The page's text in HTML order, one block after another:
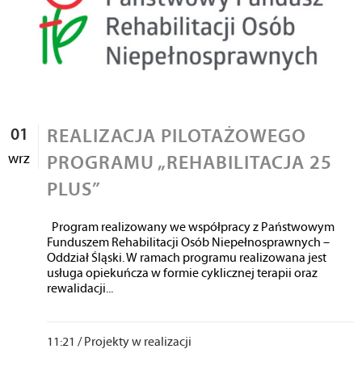
01
wrz
REALIZACJA PILOTAŻOWEGO
PROGRAMU „REHABILITACJA 25
PLUS”
Program realizowany we współpracy z Państwowym
Funduszem Rehabilitacji Osób Niepełnosprawnych –
Oddział Śląski. W ramach programu realizowana jest
usługa opiekuńcza w formie cyklicznej terapii oraz
rewalidacji...
11:21 /Projekty w realizacji